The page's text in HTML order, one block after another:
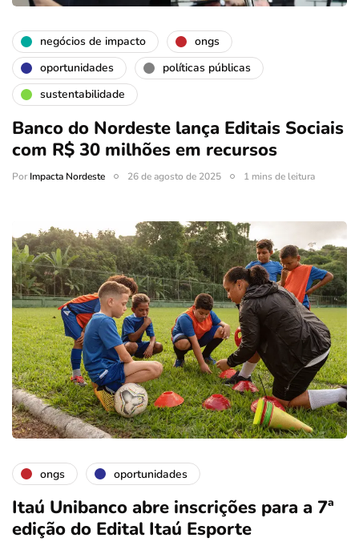
negócios de impacto
ongs
oportunidades
políticas públicas
sustentabilidade
Banco do Nordeste lança Editais Sociais
com R$ 30 milhões em recursos
PorImpacta Nordeste 26 de agosto de 2025 1 mins de leitura
ongs oportunidades
Itaú Unibanco abre inscrições para a 7ª
edição do Edital Itaú Esporte